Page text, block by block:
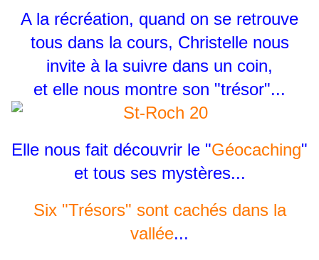
A la récréation, quand on se retrouve
tous dans la cours, Christelle nous
invite à la suivre dans un coin,
et elle nous montre son "trésor"...
Elle nous fait découvrir le "Géocaching"
et tous ses mystères...
Six "Trésors" sont cachés dans la
vallée...